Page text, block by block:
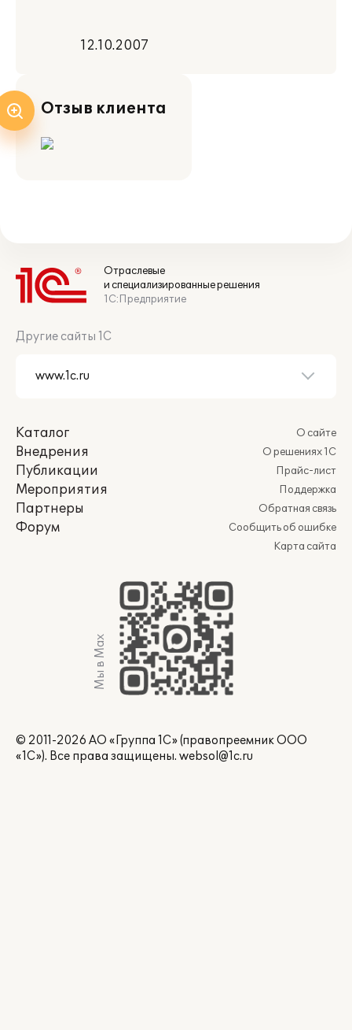
12.10.2007
Отзыв клиента
Отраслевые
и специализированные решения
1С:Предприятие
Другие сайты 1С
Каталог
Внедрения
Публикации
Мероприятия
Партнеры
Форум
О сайте
О решениях 1С
Прайс-лист
Поддержка
Обратная связь
Сообщить об ошибке
Карта сайта
Мы в Max
© 2011-2026 АО «Группа 1С» (правопреемник ООО
«1С»). Все права защищены. websol@1c.ru